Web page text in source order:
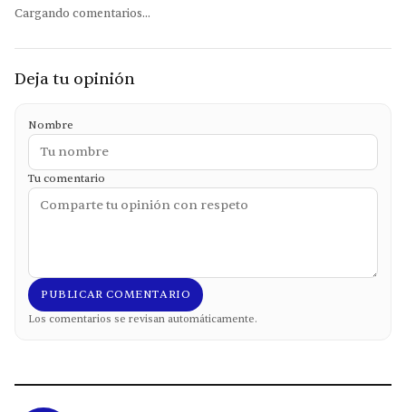
Cargando comentarios...
Deja tu opinión
Nombre
Tu comentario
PUBLICAR COMENTARIO
Los comentarios se revisan automáticamente.